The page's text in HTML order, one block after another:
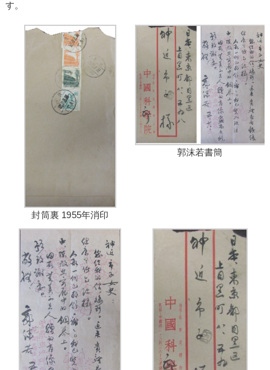
す。
封筒裏 1955年消印
郭沫若書簡